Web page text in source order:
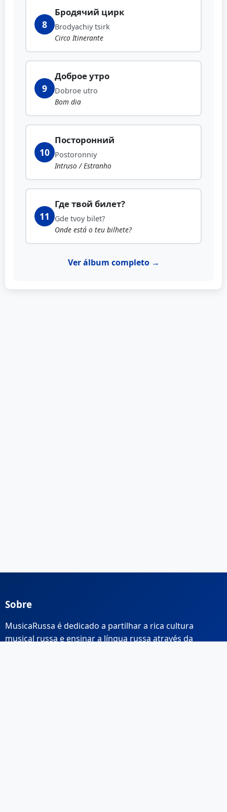
8
Бродячий цирк
Brodyachiy tsirk
Circo Itinerante
9
Доброе утро
Dobroe utro
Bom dia
10
Посторонний
Postoronniy
Intruso / Estranho
11
Где твой билет?
Gde tvoy bilet?
Onde está o teu bilhete?
Ver álbum completo →
Sobre
MusicaRussa é dedicado a partilhar a rica cultura
musical russa e ensinar a língua russa através da